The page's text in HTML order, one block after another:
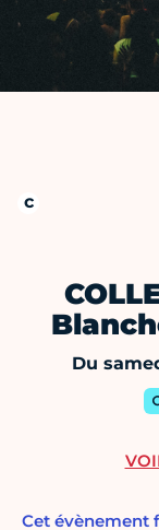
Du
Cet évènement